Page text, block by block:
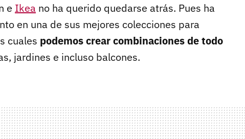
e Ikea no ha querido quedarse atrás. Pues ha
en una de sus mejores colecciones para
cuales podemos crear combinaciones de todo
jardines e incluso balcones.